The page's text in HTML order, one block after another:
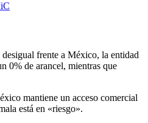
frente a México, la entidad
0% de arancel, mientras que
mantiene un acceso comercial
está en «riesgo».